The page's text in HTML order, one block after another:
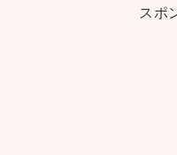
スポ